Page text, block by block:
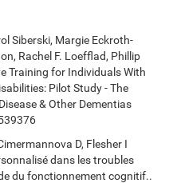
Siberski, Margie Eckroth-
Rachel F. Loefflad, Phillip
Training for Individuals With
Pilot Study - The
& Other Dementias
D, Flesher I
dans les troubles
du fonctionnement cognitif..